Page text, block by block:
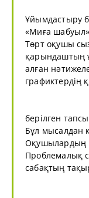
Ұйымдастыру
«Миға шабуыл»
Төрт оқушы
қарындаштың
алған
графиктердің
берілген
Бұл мысалдан
Оқушылардың
Проблемалық
сабақтың